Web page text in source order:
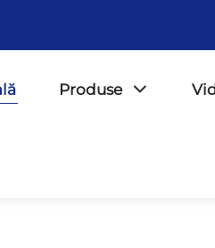
Produse